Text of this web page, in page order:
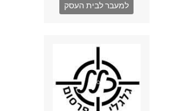
למעבר לבית העסק